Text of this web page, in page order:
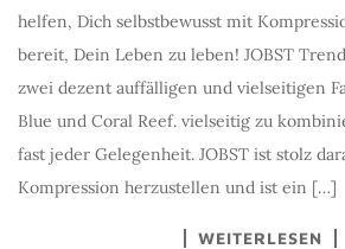
helfen, Dich selbstbewusst mit
bereit, Dein Leben zu leben! JOBST
zwei dezent auffälligen und vielseitigen
Blue und Coral Reef. vielseitig zu
fast jeder Gelegenheit. JOBST ist stolz
Kompression herzustellen und ist ein […]
WEITERLESEN